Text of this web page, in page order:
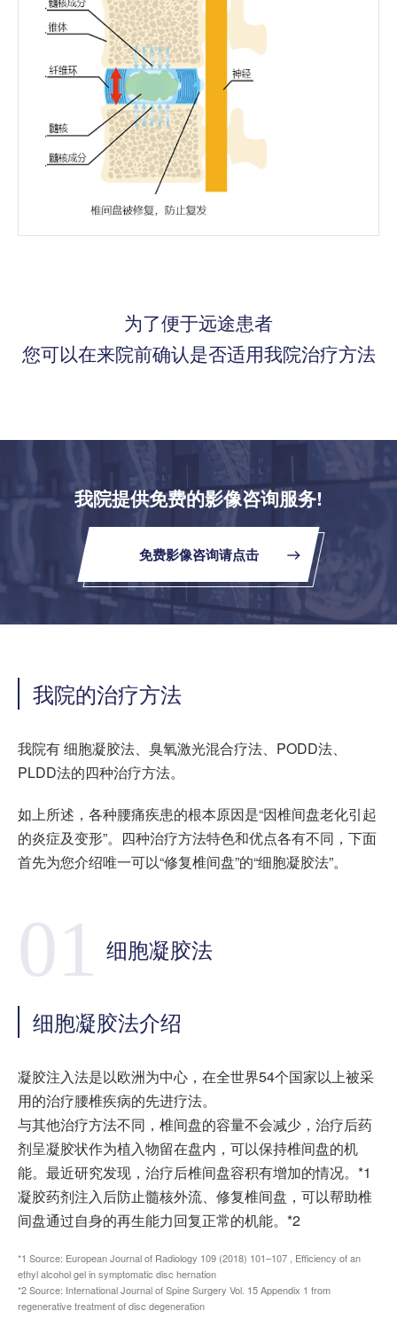
为了便于远途患者
您可以在来院前确认是否适用我院治疗方法
我院提供免费的影像咨询服务!
免费影像咨询请点击
我院的治疗方法
我院有 细胞凝胶法、臭氧激光混合疗法、PODD法、
PLDD法的四种治疗方法。
如上所述，各种腰痛疾患的根本原因是“因椎间盘老化引起
的炎症及变形”。四种治疗方法特色和优点各有不同，下面
首先为您介绍唯一可以“修复椎间盘”的“细胞凝胶法”。
01 细胞凝胶法
细胞凝胶法介绍
凝胶注入法是以欧洲为中心，在全世界54个国家以上被采
用的治疗腰椎疾病的先进疗法。
与其他治疗方法不同，椎间盘的容量不会减少，治疗后药
剂呈凝胶状作为植入物留在盘内，可以保持椎间盘的机
能。最近研究发现，治疗后椎间盘容积有增加的情况。*1
凝胶药剂注入后防止髓核外流、修复椎间盘，可以帮助椎
间盘通过自身的再生能力回复正常的机能。*2
*1 Source: European Journal of Radiology 109 (2018) 101–107 , Efficiency of an
ethyl alcohol gel in symptomatic disc hernation
*2 Source: International Journal of Spine Surgery Vol. 15 Appendix 1 from
regenerative treatment of disc degeneration